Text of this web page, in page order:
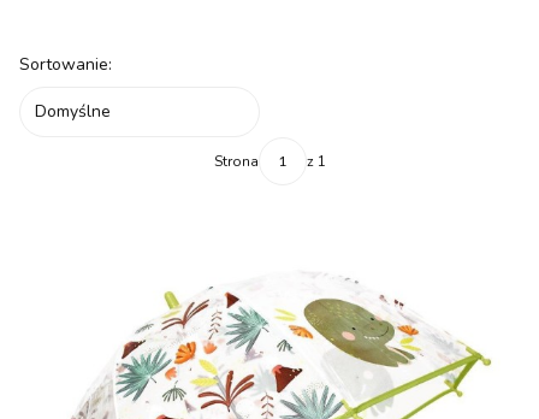
Lista produktów
Sortowanie:
Domyślne
Strona z 1